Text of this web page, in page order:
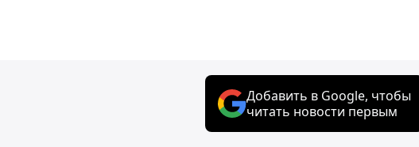
Добавить в Google, чтобы
читать новости первым